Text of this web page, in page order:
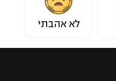
לא אהבתי